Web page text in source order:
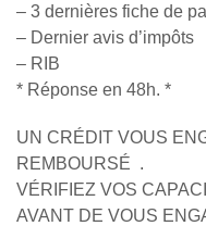
– 3 dernières fiche de
– Dernier avis d’impôts
– RIB
* Réponse en 48h. *
UN CRÉDIT VOUS
REMBOURSÉ .
VÉRIFIEZ VOS
AVANT DE VOUS